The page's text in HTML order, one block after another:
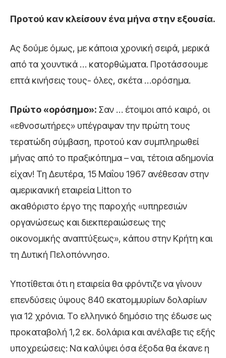
Προτού καν κλείσουν ένα μήνα στην εξουσία.
Ας δούμε όμως, με κάποια χρονική σειρά, μερικά
από τα χουντικά … κατορθώματα. Προτάσσουμε
επτά κινήσεις τους- όλες, σκέτα …ορόσημα.
Πρώτο «ορόσημο»: Σαν … έτοιμοι από καιρό, οι
«εθνοσωτήρες» υπέγραψαν την πρώτη τους
τερατώδη σύμβαση, προτού καν συμπληρωθεί
μήνας από το πραξικόπημα – ναι, τέτοια αδημονία
είχαν! Τη Δευτέρα, 15 Μαΐου 1967 ανέθεσαν στην
αμερικανική εταιρεία Litton το
ακαθόριστο έργο της παροχής «υπηρεσιών
οργανώσεως και διεκπεραιώσεως της
οικονομικής αναπτύξεως», κάπου στην Κρήτη και
τη Δυτική Πελοπόννησο.
Υποτίθεται ότι η εταιρεία θα φρόντιζε να γίνουν
επενδύσεις ύψους 840 εκατομμυρίων δολαρίων
για 12 χρόνια. Το ελληνικό δημόσιο της έδωσε ως
προκαταβολή 1,2 εκ. δολάρια και ανέλαβε τις εξής
υποχρεώσεις: Να καλύψει όσα έξοδα θα έκανε η